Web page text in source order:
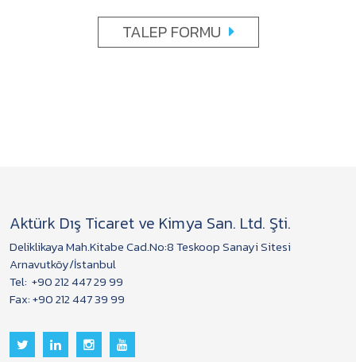
TALEP FORMU
Aktürk Dış Ticaret ve Kimya San. Ltd. Şti.
Deliklikaya Mah.Kitabe Cad.No:8 Teskoop Sanayi Sitesi
Arnavutköy/İstanbul
Tel: +90 212 447 29 99
Fax: +90 212 447 39 99